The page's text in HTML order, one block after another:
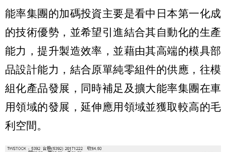
能率集團的加碼投資主要是看中日本第一化成
的技術優勢，並希望引進結合其自動化的生產
能力，提升製造效率，並藉由其高端的模具部
品設計能力，結合原單純零組件的供應，往模
組化產品發展，同時補足及擴大能率集團在車
用領域的發展，延伸應用領域並獲取較高的毛
利空間。